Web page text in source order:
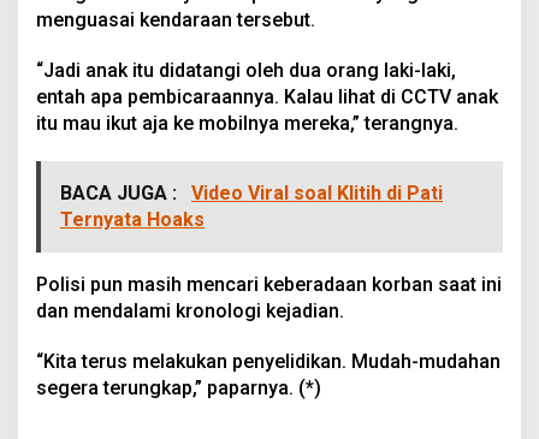
menguasai kendaraan tersebut.
“Jadi anak itu didatangi oleh dua orang laki-laki,
entah apa pembicaraannya. Kalau lihat di CCTV anak
itu mau ikut aja ke mobilnya mereka,” terangnya.
BACA JUGA :
Video Viral soal Klitih di Pati
Ternyata Hoaks
Polisi pun masih mencari keberadaan korban saat ini
dan mendalami kronologi kejadian.
“Kita terus melakukan penyelidikan. Mudah-mudahan
segera terungkap,” paparnya. (*)